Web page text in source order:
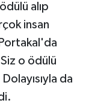
alıp
insan
o ödülü
da